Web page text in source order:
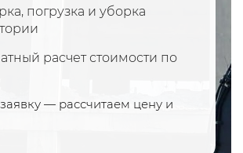
погрузка и уборка
расчет стоимости по
— рассчитаем цену и